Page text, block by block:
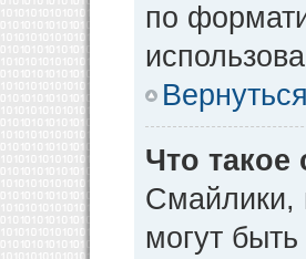
по
Что такое
Смайлики,
могут